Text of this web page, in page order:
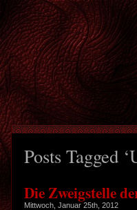
Posts Tagged
Die Zweigstelle
Mittwoch, Januar 25th, 2012